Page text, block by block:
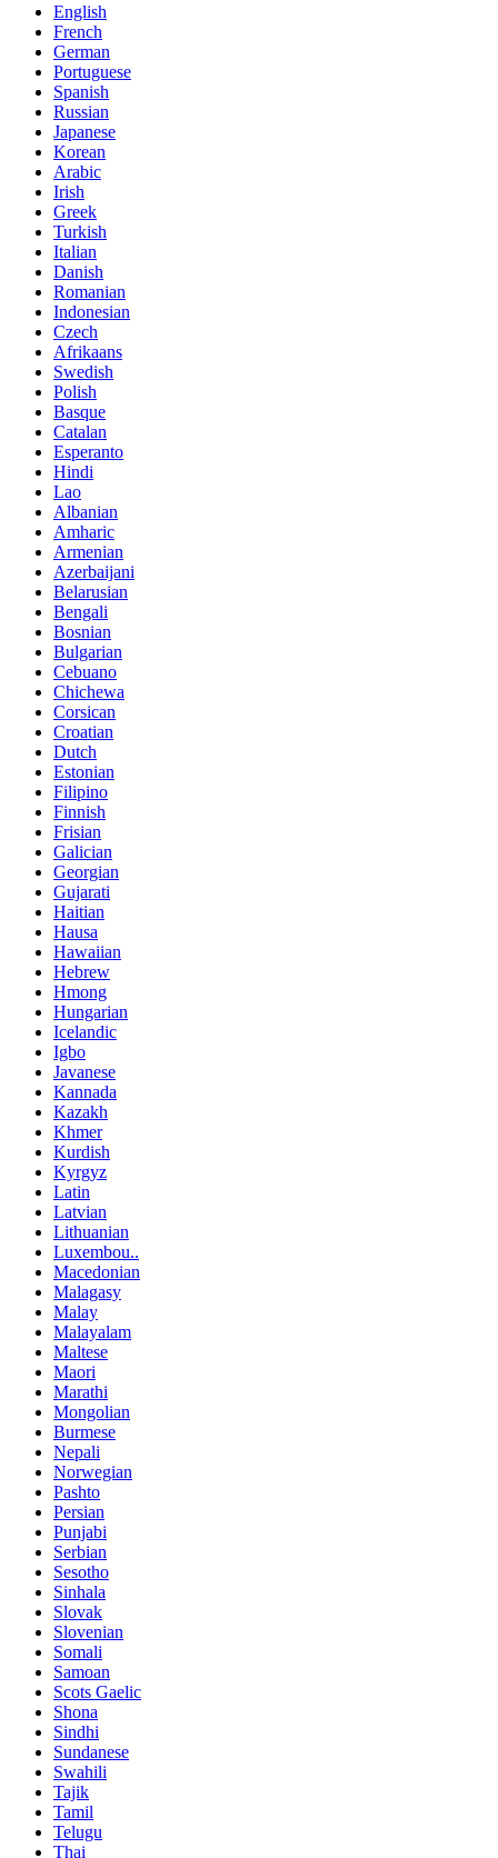
English
French
German
Portuguese
Spanish
Russian
Japanese
Korean
Arabic
Irish
Greek
Turkish
Italian
Danish
Romanian
Indonesian
Czech
Afrikaans
Swedish
Polish
Basque
Catalan
Esperanto
Hindi
Lao
Albanian
Amharic
Armenian
Azerbaijani
Belarusian
Bengali
Bosnian
Bulgarian
Cebuano
Chichewa
Corsican
Croatian
Dutch
Estonian
Filipino
Finnish
Frisian
Galician
Georgian
Gujarati
Haitian
Hausa
Hawaiian
Hebrew
Hmong
Hungarian
Icelandic
Igbo
Javanese
Kannada
Kazakh
Khmer
Kurdish
Kyrgyz
Latin
Latvian
Lithuanian
Luxembou..
Macedonian
Malagasy
Malay
Malayalam
Maltese
Maori
Marathi
Mongolian
Burmese
Nepali
Norwegian
Pashto
Persian
Punjabi
Serbian
Sesotho
Sinhala
Slovak
Slovenian
Somali
Samoan
Scots Gaelic
Shona
Sindhi
Sundanese
Swahili
Tajik
Tamil
Telugu
Thai